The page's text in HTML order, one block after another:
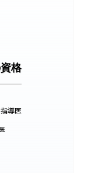
格
導医